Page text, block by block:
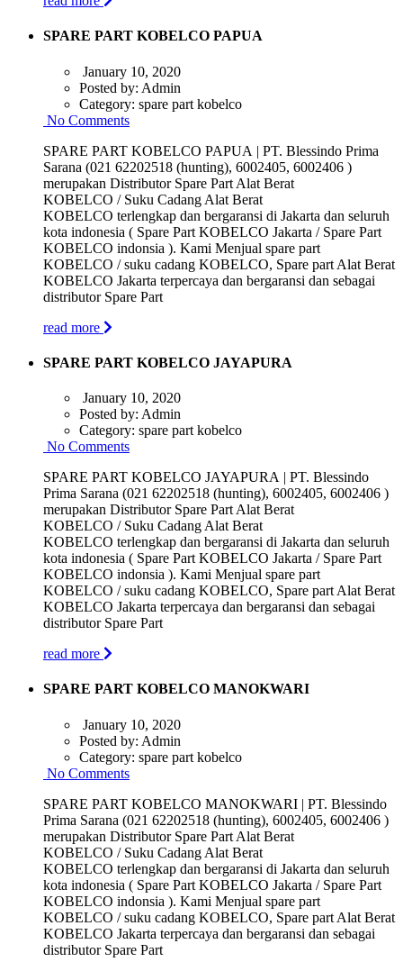
SPARE PART KOBELCO PAPUA
January 10, 2020
Posted by: Admin
Category: spare part kobelco
No Comments
SPARE PART KOBELCO PAPUA | PT. Blessindo Prima
Sarana (021 62202518 (hunting), 6002405, 6002406 )
merupakan Distributor Spare Part Alat Berat
KOBELCO / Suku Cadang Alat Berat
KOBELCO terlengkap dan bergaransi di Jakarta dan seluruh
kota indonesia ( Spare Part KOBELCO Jakarta / Spare Part
KOBELCO indonsia ). Kami Menjual spare part
KOBELCO / suku cadang KOBELCO, Spare part Alat Berat
KOBELCO Jakarta terpercaya dan bergaransi dan sebagai
distributor Spare Part
read more
SPARE PART KOBELCO JAYAPURA
January 10, 2020
Posted by: Admin
Category: spare part kobelco
No Comments
SPARE PART KOBELCO JAYAPURA | PT. Blessindo
Prima Sarana (021 62202518 (hunting), 6002405, 6002406 )
merupakan Distributor Spare Part Alat Berat
KOBELCO / Suku Cadang Alat Berat
KOBELCO terlengkap dan bergaransi di Jakarta dan seluruh
kota indonesia ( Spare Part KOBELCO Jakarta / Spare Part
KOBELCO indonsia ). Kami Menjual spare part
KOBELCO / suku cadang KOBELCO, Spare part Alat Berat
KOBELCO Jakarta terpercaya dan bergaransi dan sebagai
distributor Spare Part
read more
SPARE PART KOBELCO MANOKWARI
January 10, 2020
Posted by: Admin
Category: spare part kobelco
No Comments
SPARE PART KOBELCO MANOKWARI | PT. Blessindo
Prima Sarana (021 62202518 (hunting), 6002405, 6002406 )
merupakan Distributor Spare Part Alat Berat
KOBELCO / Suku Cadang Alat Berat
KOBELCO terlengkap dan bergaransi di Jakarta dan seluruh
kota indonesia ( Spare Part KOBELCO Jakarta / Spare Part
KOBELCO indonsia ). Kami Menjual spare part
KOBELCO / suku cadang KOBELCO, Spare part Alat Berat
KOBELCO Jakarta terpercaya dan bergaransi dan sebagai
distributor Spare Part